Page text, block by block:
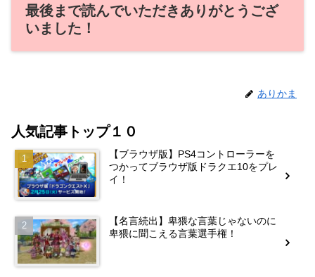
最後まで読んでいただきありがとうござ
いました！
ありかま
人気記事トップ１０
【ブラウザ版】PS4コントローラーを
つかってブラウザ版ドラクエ10をプレ
イ！
【名言続出】卑猥な言葉じゃないのに
卑猥に聞こえる言葉選手権！